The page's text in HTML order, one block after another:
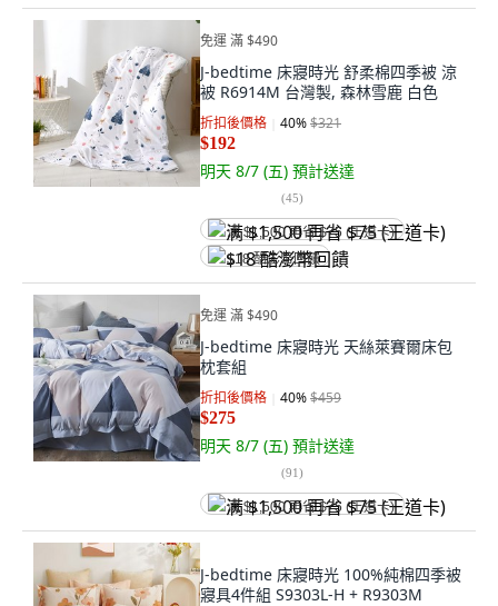
免運 滿 $490
J-bedtime 床寢時光 舒柔棉四季被 涼
被 R6914M 台灣製, 森林雪鹿 白色
折扣後價格 40%$321
$192
明天 8/7 (五) 預計送達
(45)
满 $1,500 再省 $75 (王道卡)
$18 酷澎幣回饋
免運 滿 $490
J-bedtime 床寢時光 天絲萊賽爾床包
枕套組
折扣後價格 40%$459
$275
明天 8/7 (五) 預計送達
(91)
满 $1,500 再省 $75 (王道卡)
J-bedtime 床寢時光 100%純棉四季被
寢具4件組 S9303L-H + R9303M